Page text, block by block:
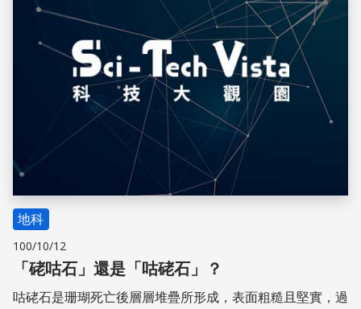
地科
100/10/12
「硓咕石」還是「咕硓石」？
咕硓石是珊瑚死亡後層層堆疊所形成，表面粗糙且堅實，過